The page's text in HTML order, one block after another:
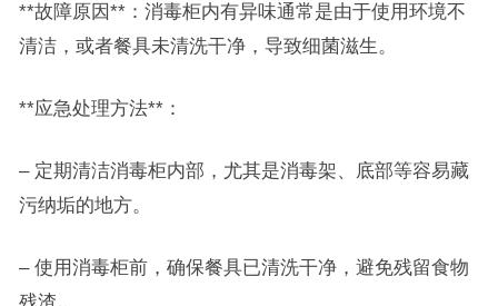
**故障原因**：消毒柜内有异味通常是由于使用环境不
清洁，或者餐具未清洗干净，导致细菌滋生。
**应急处理方法**：
– 定期清洁消毒柜内部，尤其是消毒架、底部等容易藏
污纳垢的地方。
– 使用消毒柜前，确保餐具已清洗干净，避免残留食物
残渣。